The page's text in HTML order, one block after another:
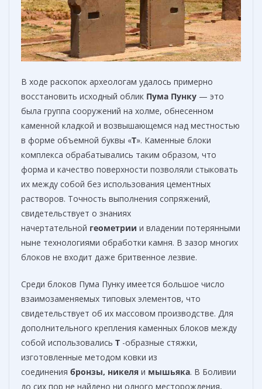
В ходе раскопок археологам удалось примерно
восстановить исходный облик Пума Пунку — это
была группа сооружений на холме, обнесенном
каменной кладкой и возвышающемся над местностью
в форме объемной буквы «Т». Каменные блоки
комплекса обрабатывались таким образом, что
форма и качество поверхности позволяли стыковать
их между собой без использования цементных
растворов. Точность выполнения сопряжений,
свидетельствует о знаниях
начертательной геометрии и владении потерянными
ныне технологиями обработки камня. В зазор многих
блоков не входит даже бритвенное лезвие.
Среди блоков Пума Пунку имеется большое число
взаимозаменяемых типовых элементов, что
свидетельствует об их массовом производстве. Для
дополнительного крепления каменных блоков между
собой использовались Т -образные стяжки,
изготовленные методом ковки из
соединения бронзы, никеля и мышьяка. В Боливии
до сих пор не найдено ни одного месторождения,